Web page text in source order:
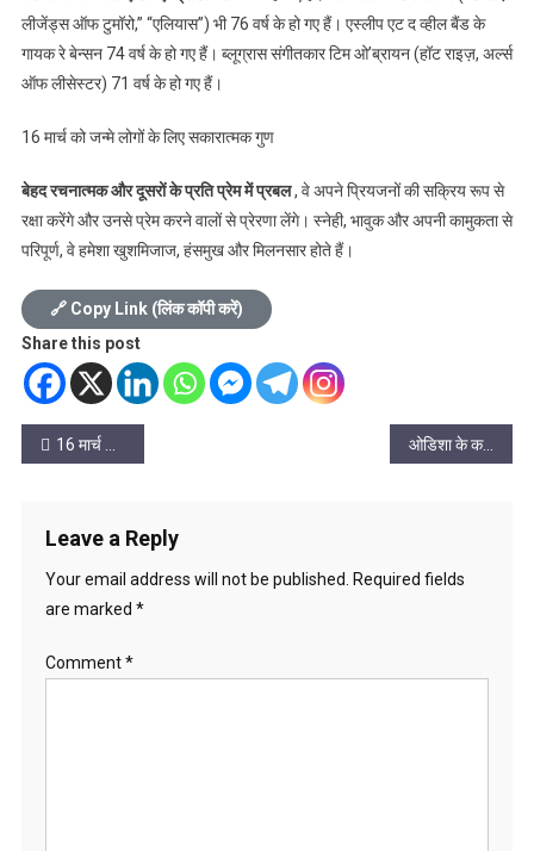
लीजेंड्स ऑफ टुमॉरो,” “एलियास”) भी 76 वर्ष के हो गए हैं। एस्लीप एट द व्हील बैंड के
गायक रे बेन्सन 74 वर्ष के हो गए हैं। ब्लूग्रास संगीतकार टिम ओ’ब्रायन (हॉट राइज़, अर्ल्स
ऑफ लीसेस्टर) 71 वर्ष के हो गए हैं।
16 मार्च को जन्मे लोगों के लिए सकारात्मक गुण
बेहद रचनात्मक और दूसरों के प्रति प्रेम में प्रबल, वे अपने प्रियजनों की सक्रिय रूप से
रक्षा करेंगे और उनसे प्रेम करने वालों से प्रेरणा लेंगे। स्नेही, भावुक और अपनी कामुकता से
परिपूर्ण, वे हमेशा खुशमिजाज, हंसमुख और मिलनसार होते हैं।
🔗 Copy Link (लिंक कॉपी करें)
Share this post
Post
16 मार्च को किसी राष्ट्रव्यापी त्योहार या राष्ट्रीय अवकाश के कारण देशभर के सभी बैंक बंद नहीं रहते हैं。 ओडिशा के कटक स्थित एससीबी मेडिकल कॉलेज में हुई दुर्घटना पर मुख्यमंत्री श्री विष्णु देव साय ने जताया गहरा शोक
Leave a Reply
Your email address will not be published.
Required fields
are marked *
Comment*